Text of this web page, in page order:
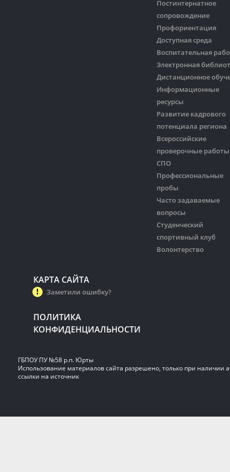
Постинтернатное
сопровождение
Профориентация
Доступная среда
Воспитательная
Электронная
Дистанционное
Информационные
ресурсы
Развитие кадрового
потенциала региона
Всероссийские
проверочные работы
СПО
Профессиональные
пробы
Часто задаваемые
вопросы
Студенческий
спортивный клуб
Волонтерство
КАРТА САЙТА
Заметили ошибку?
ПОЛИТИКА
КОНФИДЕНЦИАЛЬНОСТИ
ГБПОУ ПУ №58 р.п. Юрты
Использование материалов сайта разрешено, только при наличии
ссылки на источник